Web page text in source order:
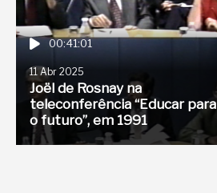
00:41:01
11 Abr 2025
Joël de Rosnay na
teleconferência “Educar para
o futuro”, em 1991